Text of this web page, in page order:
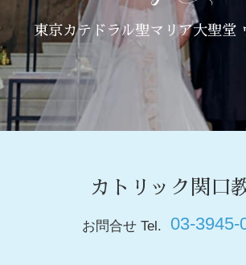
東京カテドラル聖マリア大聖堂
カトリック関口
お問合せ Tel. 03-3945-